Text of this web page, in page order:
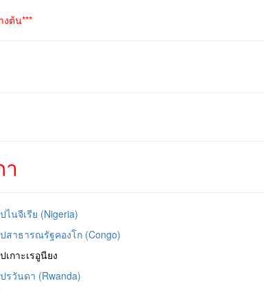
งต้น***
ไนจีเรีย (Nigeria)
สาธารณรัฐคองโก (Congo)
เกาะเรอูนียง
รวันดา (Rwanda)